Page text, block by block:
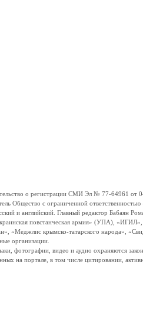
о регистрации СМИ Эл № 77-64961 от
Общество с ограниченной
и английский. Главный редактор Бабаян
повстанческая армия» (УПА),
крымско-татарского народа»,
организации.
фотографии, видео и аудио охраняются
на портале, в том числе цитировании,